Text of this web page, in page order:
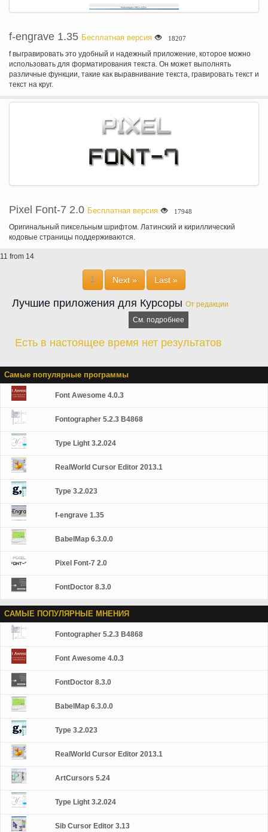
f-engrave 1.35 Бесплатная версия 18207
f выгравировать это удобный и надежный приложение, которое можно
использовать для форматирования текста. Он может выполнять
различные функции, такие как выравнивание текста, гравировать текст и
текст на круг.
Pixel Font-7 2.0 Бесплатная версия 17948
Оригинальный пиксельным шрифтом. Латинский и кириллический
кодовые страницы поддерживаются.
11 from 14
1 Next » Last »
Лучшие приложения для Курсоры От редакции
См. подробнее
Есть в настоящее время нет результатов
Самые популярные программы
Font Awesome 4.0.3
Fontographer 5.2.3 B4868
Type Light 3.2.024
RealWorld Cursor Editor 2013.1
Type 3.2.023
f-engrave 1.35
BabelMap 6.3.0.0
Pixel Font-7 2.0
FontDoctor 8.3.0
САМЫЕ ПОПУЛЯРНЫЕ МНЕНИЯ
Fontographer 5.2.3 B4868
Font Awesome 4.0.3
FontDoctor 8.3.0
BabelMap 6.3.0.0
Type 3.2.023
RealWorld Cursor Editor 2013.1
ArtCursors 5.24
Type Light 3.2.024
Sib Cursor Editor 3.13